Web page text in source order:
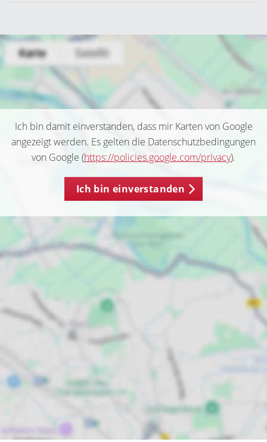
Ich bin damit einverstanden, dass mir Karten von Google
angezeigt werden. Es gelten die Datenschutzbedingungen
von Google (https://policies.google.com/privacy).
Ich bin einverstanden